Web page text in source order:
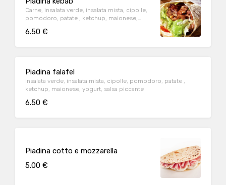
Carne, insalata verde, insalata mista, cipolle,
pomodoro, patate , ketchup, maionese,
6.50 €
Piadina falafel
Insalata verde, insalata mista, cipolle, pomodoro, patate ,
ketchup, maionese, yogurt, salsa piccante
6.50 €
Piadina cotto e mozzarella
5.00 €